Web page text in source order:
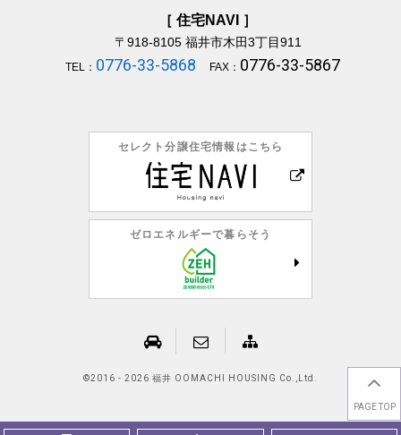
PAGE TOP
［ 住宅NAVI ］
〒918-8105福井市木田3丁目911
TEL： 0776-33-5868 FAX： 0776-33-5867
セレクト分譲住宅情報はこちら
ゼロエネルギーで暮らそう
©2016 - 2026 福井 OOMACHI HOUSING Co.,Ltd.